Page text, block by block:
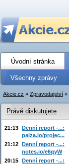
Úvodní stránka
Všechny zprávy
Akcie.cz » Zpravodajství »
Právě diskutujete
21:13 Denní report -...:
paiza.io/projec...
21:12 Denní report -...:
notes.io/e6qyW
20:15 Denní report -...: